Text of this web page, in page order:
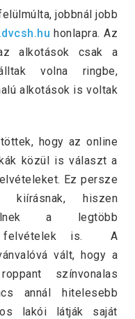
jobbnál jobb
honlapra. Az
alkotások csak a
volna ringbe,
alkotások is voltak
hogy az online
közül is választ a
Ez persze
hiszen
a legtöbb
felvételek is. A
vált, hogy a
színvonalas
annál hitelesebb
lakói látják saját